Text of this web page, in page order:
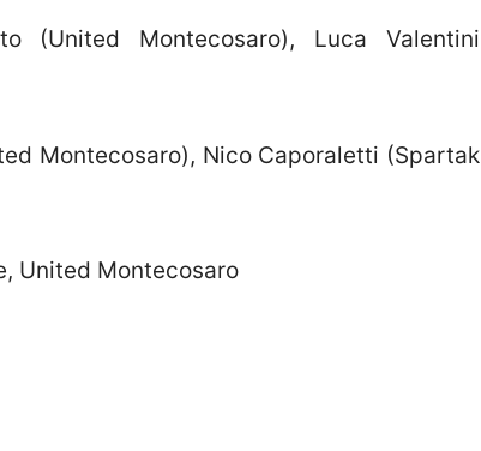
(United Montecosaro), Luca Valentini
Montecosaro), Nico Caporaletti (Spartak
United Montecosaro